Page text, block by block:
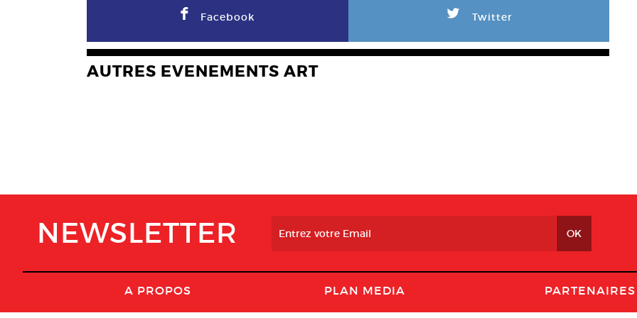
F Facebook L Twitter
AUTRES EVENEMENTS ART
NEWSLETTER
A PROPOS PLAN MEDIA PARTENAIRES